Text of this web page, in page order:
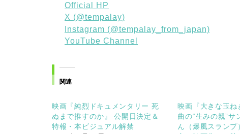
Official HP
X (@tempalay)
Instagram (@tempalay_from_japan)
YouTube Channel
関連
映画『純烈ドキュメンタリー 死
ぬまで推すのか』 公開日決定＆
特報・本ビジュアル解禁
映画『大きな玉ね
曲の“生みの親”サ
ん（爆風スランプ